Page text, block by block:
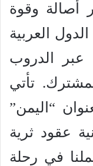
أصالة وقوة
العربية
الدروب
تأتي
“اليمن”
عقود ثرية
في رحلة